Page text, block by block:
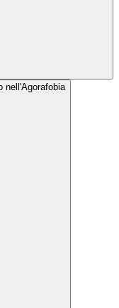
nell'Agorafobia